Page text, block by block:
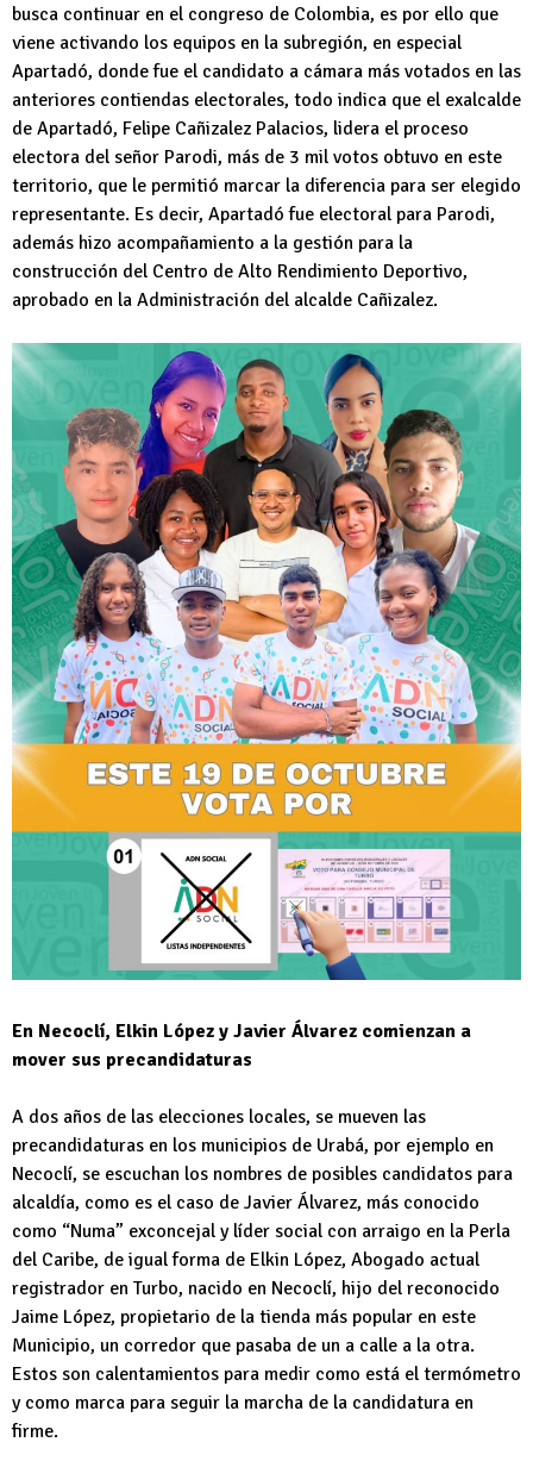
busca continuar en el congreso de Colombia, es por ello que
viene activando los equipos en la subregión, en especial
Apartadó, donde fue el candidato a cámara más votados en las
anteriores contiendas electorales, todo indica que el exalcalde
de Apartadó, Felipe Cañizalez Palacios, lidera el proceso
electora del señor Parodi, más de 3 mil votos obtuvo en este
territorio, que le permitió marcar la diferencia para ser elegido
representante. Es decir, Apartadó fue electoral para Parodi,
además hizo acompañamiento a la gestión para la
construcción del Centro de Alto Rendimiento Deportivo,
aprobado en la Administración del alcalde Cañizalez.
En Necoclí, Elkin López y Javier Álvarez comienzan a
mover sus precandidaturas
A dos años de las elecciones locales, se mueven las
precandidaturas en los municipios de Urabá, por ejemplo en
Necoclí, se escuchan los nombres de posibles candidatos para
alcaldía, como es el caso de Javier Álvarez, más conocido
como “Numa” exconcejal y líder social con arraigo en la Perla
del Caribe, de igual forma de Elkin López, Abogado actual
registrador en Turbo, nacido en Necoclí, hijo del reconocido
Jaime López, propietario de la tienda más popular en este
Municipio, un corredor que pasaba de un a calle a la otra.
Estos son calentamientos para medir como está el termómetro
y como marca para seguir la marcha de la candidatura en
firme.